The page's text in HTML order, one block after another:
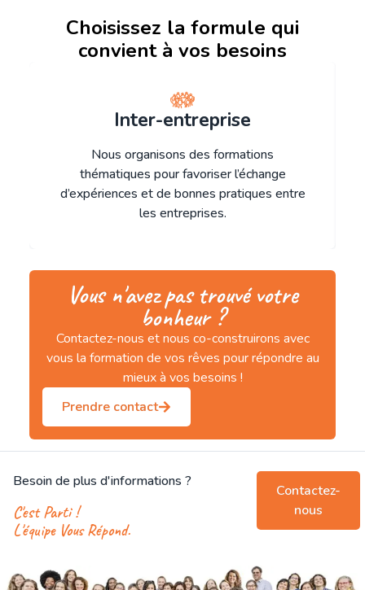
Choisissez la formule qui
convient à vos besoins
Inter-entreprise
Nous organisons des formations
thématiques pour favoriser l’échange
d’expériences et de bonnes pratiques entre
les entreprises.
Vous n'avez pas trouvé votre
bonheur ?
Contactez-nous et nous co-construirons avec
vous la formation de vos rêves pour répondre au
mieux à vos besoins !
Prendre contact
Besoin de plus d'informations ?
C'est Parti !
L'équipe Vous Répond.
Contactez-
nous